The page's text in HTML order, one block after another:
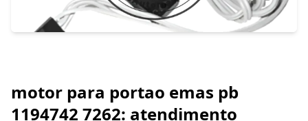
motor para portao emas pb
1194742 7262: atendimento